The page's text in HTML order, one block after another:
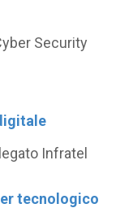
Security
Infratel
tecnologico